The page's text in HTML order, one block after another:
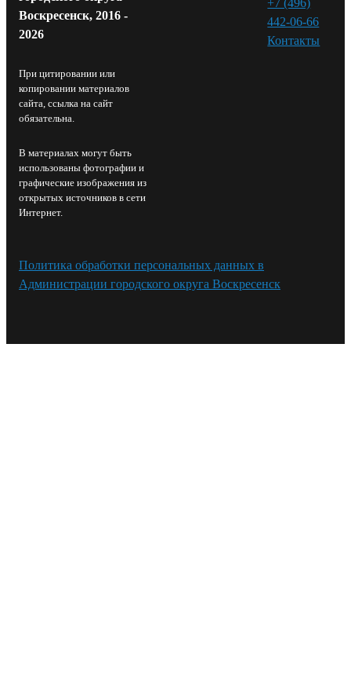
Воскресенск, 2016 -
2026
При цитировании или
копировании материалов
сайта, ссылка на сайт
обязательна.
В материалах могут быть
использованы фотографии и
графические изображения из
открытых источников в сети
Интернет.
442-06-66
Контакты⁠
Политика обработки персональных данных в
Администрации городского округа Воскресенск